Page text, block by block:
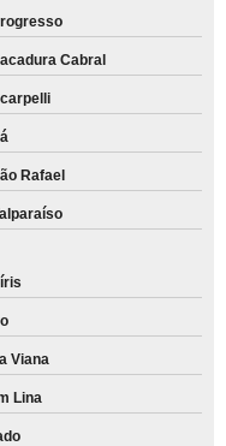
Cabral
Rafael
Viana
Lina